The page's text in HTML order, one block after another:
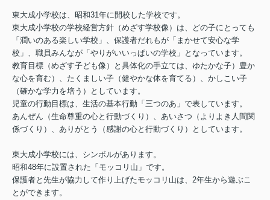
東大成小学校は、昭和31年に開校した学校です。
東大成小学校の学校経営方針（めざす学校像）は、どの子にとっても
「潤いのある楽しい学校」、保護者だれもが「まかせて安心な学
校」、職員みんなが「やりがいいっぱいの学校」となっています。
教育目標（めざす子ども像）と具体化の手立ては、ゆたかな子）豊か
な心を育む）、たくましい子（健やかな体を育てる）、かしこい子
（確かな学力を培う）としています。
児童の行動目標は、生活の基本行動「三つのあ」で表しています。
あんぜん（生命尊重の心と行動づくり）、あいさつ（よりよき人間関
係づくり）、ありがとう（感謝の心と行動づくり）としています。
東大成小学校には、シンボルがあります。
昭和48年に設置された「モッコリ山」です。
保護者と先生が協力して作り上げたモッコリ山は、2年生から遊ぶこ
とができます。